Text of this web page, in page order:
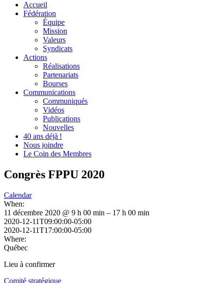
Accueil
Fédération
Équipe
Mission
Valeurs
Syndicats
Actions
Réalisations
Partenariats
Bourses
Communications
Communiqués
Vidéos
Publications
Nouvelles
40 ans déjà !
Nous joindre
Le Coin des Membres
Congrès FPPU 2020
Calendar
When:
11 décembre 2020 @ 9 h 00 min – 17 h 00 min
2020-12-11T09:00:00-05:00
2020-12-11T17:00:00-05:00
Where:
Québec
Lieu à confirmer
Comité stratégique